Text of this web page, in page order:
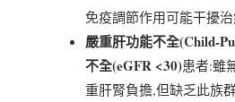
免疫調節作用可能干擾治
嚴重肝功能不全(Child-
不全(eGFR <30)患者:雖
重肝腎負擔,但缺乏此族